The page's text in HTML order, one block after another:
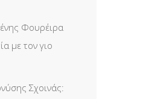
Φουρέιρα
με τον γιο
Σχοινάς: